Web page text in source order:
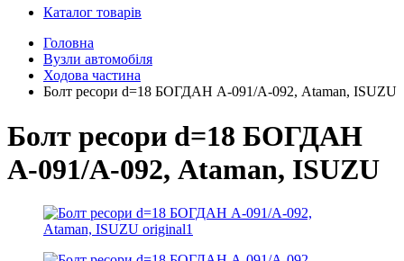
Каталог товарів
Головна
Вузли автомобіля
Ходова частина
Болт ресори d=18 БОГДАН А-091/А-092, Ataman, ISUZU
Болт ресори d=18 БОГДАН
А-091/А-092, Ataman, ISUZU